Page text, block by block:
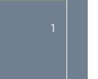
1